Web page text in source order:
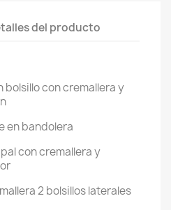
del producto
con cremallera y
en bandolera
con cremallera y
2 bolsillos laterales